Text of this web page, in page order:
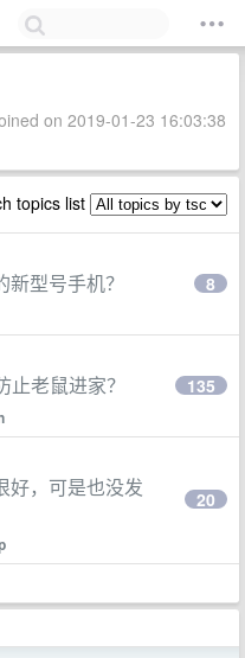
on 2019-01-23 16:03:38
topics list
型号手机？ 8
老鼠进家？ 135
好，可是也没发
20